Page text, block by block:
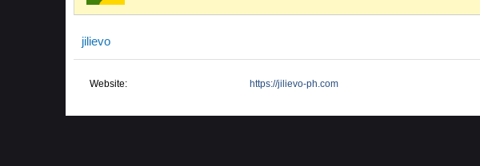
jilievo
Website https://jilievo-ph.com